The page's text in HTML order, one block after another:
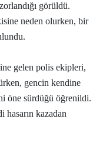
görüldü.
neden olurken, bir
gelen polis ekipleri,
gencin kendine
öne sürdüğü öğrenildi.
hasarın kazadan